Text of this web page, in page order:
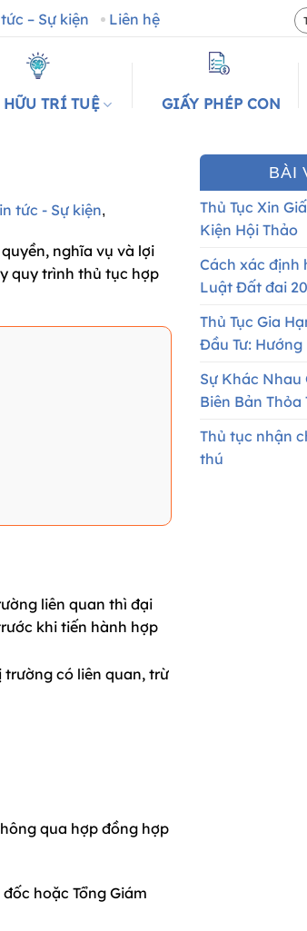
– Sự kiện Liên hệ
HỮU TRÍ TUỆ GIẤY PHÉP CON
tức - Sự kiện,
nghĩa vụ và lợi
quy trình thủ tục hợp
liên quan thì đại
khi tiến hành hợp
có liên quan, trừ
qua hợp đồng hợp
hoặc Tổng Giám
BÀI
Thủ Tục Xin
Kiện Hội Thảo
Cách xác định
Luật Đất đai
Thủ Tục Gia
Đầu Tư: Hướng
Sự Khác Nhau
Biên Bản Thỏa
Thủ tục nhận
thú